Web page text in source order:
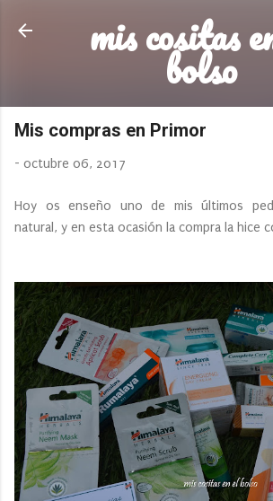
Ir al contenido principal
mis cositas
bolso
Mis compras en Primor
- octubre 06, 2017
Hoy os enseño uno de mis últimos
natural, y en esta ocasión la compra la hice